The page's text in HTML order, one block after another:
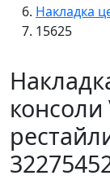
Накладка
15625
консоли